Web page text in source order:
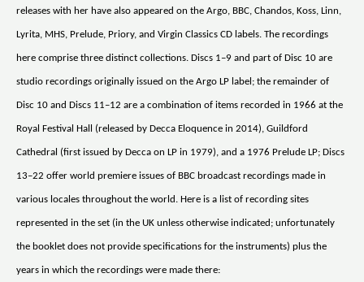
releases with her have also appeared on the Argo, BBC, Chandos, Koss, Linn,
Lyrita, MHS, Prelude, Priory, and Virgin Classics CD labels. The recordings
here comprise three distinct collections. Discs 1–9 and part of Disc 10 are
studio recordings originally issued on the Argo LP label; the remainder of
Disc 10 and Discs 11–12 are a combination of items recorded in 1966 at the
Royal Festival Hall (released by Decca Eloquence in 2014), Guildford
Cathedral (first issued by Decca on LP in 1979), and a 1976 Prelude LP; Discs
13–22 offer world premiere issues of BBC broadcast recordings made in
various locales throughout the world. Here is a list of recording sites
represented in the set (in the UK unless otherwise indicated; unfortunately
the booklet does not provide specifications for the instruments) plus the
years in which the recordings were made there: